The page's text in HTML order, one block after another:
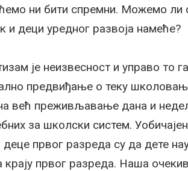
ни бити спремни. Можемо ли
и деци уредног развоја намеће?
је неизвесност и управо то
предвиђање о теку
већ преживљавање дана и
за школски систем.
првог разреда су да дете
првог разреда. Наша